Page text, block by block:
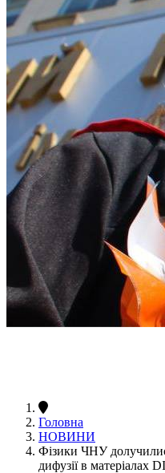
Головна
НОВИНИ
Фізики ЧНУ
дифузії в матеріалах